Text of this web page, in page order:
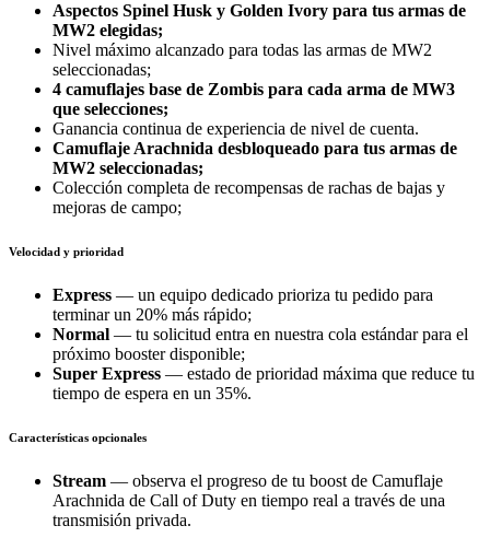
Aspectos Spinel Husk y Golden Ivory para tus armas de
MW2 elegidas;
Nivel máximo alcanzado para todas las armas de MW2
seleccionadas;
4 camuflajes base de Zombis para cada arma de MW3
que selecciones;
Ganancia continua de experiencia de nivel de cuenta.
Camuflaje Arachnida desbloqueado para tus armas de
MW2 seleccionadas;
Colección completa de recompensas de rachas de bajas y
mejoras de campo;
Velocidad y prioridad
Express — un equipo dedicado prioriza tu pedido para
terminar un 20% más rápido;
Normal — tu solicitud entra en nuestra cola estándar para el
próximo booster disponible;
Super Express — estado de prioridad máxima que reduce tu
tiempo de espera en un 35%.
Características opcionales
Stream — observa el progreso de tu boost de Camuflaje
Arachnida de Call of Duty en tiempo real a través de una
transmisión privada.